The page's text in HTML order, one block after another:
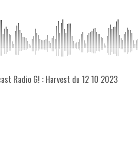
Radio G! : Harvest du 12 10 2023